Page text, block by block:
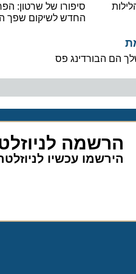
סיפורו של שרטון:
החדש לשיקום שפך
הבורדינג פס
הרשמה לניוזלטר
הירשמו עכשיו לניוזלטר